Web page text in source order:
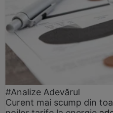
#Analize Adevărul
Curent mai scump din